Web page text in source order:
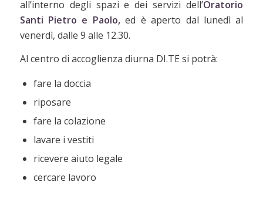
all’interno degli spazi e dei servizi dell’Oratorio
Santi Pietro e Paolo,ed è aperto dal lunedì al
venerdì, dalle 9 alle 12.30.
Al centro di accoglienza diurna DI.TE si potrà:
fare la doccia
riposare
fare la colazione
lavare i vestiti
ricevere aiuto legale
cercare lavoro